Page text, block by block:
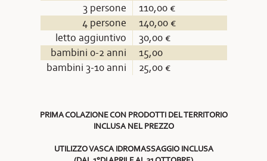
3 persone
110,00 €
4 persone
140,00 €
letto aggiuntivo
30,00 €
bambini 0-2 anni
15,00
bambini 3-10 anni
25,00 €
PRIMA COLAZIONE CON PRODOTTI DEL TERRITORIO
INCLUSA NEL PREZZO
UTILIZZO VASCA IDROMASSAGGIO INCLUSA